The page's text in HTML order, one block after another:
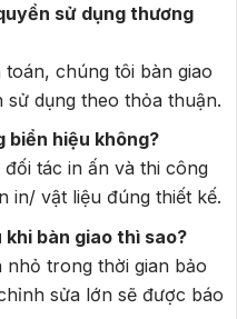
sử dụng thương
chúng tôi bàn giao
dụng theo thỏa thuận.
biển hiệu không?
tác in ấn và thi công
in/ vật liệu đúng thiết kế.
bàn giao thì sao?
trong thời gian bảo
sửa lớn sẽ được báo